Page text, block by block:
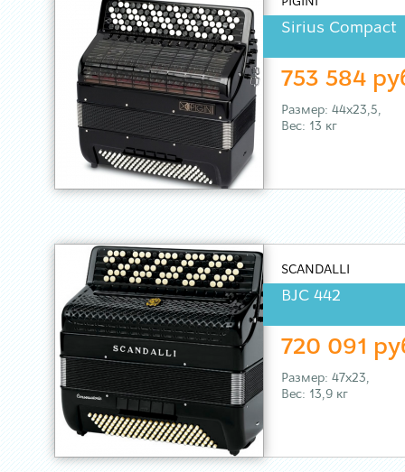
Sirius Compact
753 584
Размер: 44х23,5,
Вес: 13 кг
SCANDALLI
BJC 442
720 091
Размер: 47х23,
Вес: 13,9 кг